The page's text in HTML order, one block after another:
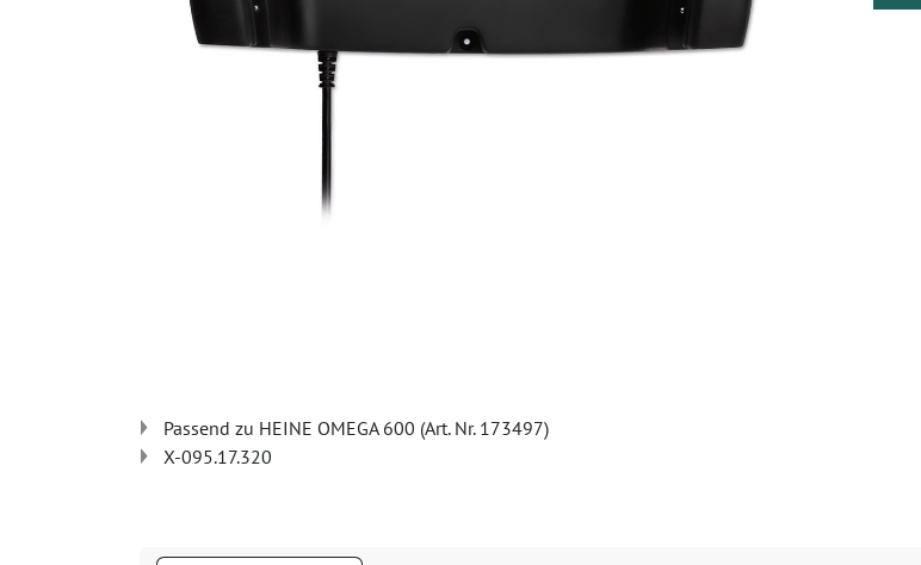
Passend zu HEINE OMEGA 600 (Art. Nr. 173497)
X-095.17.320